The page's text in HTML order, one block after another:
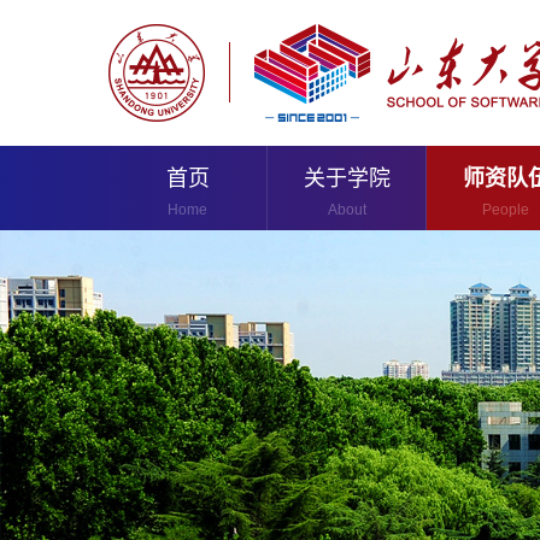
首页
Home
关于学院
About
师资队
People